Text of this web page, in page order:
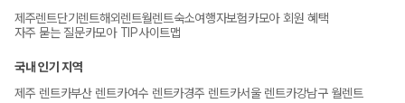
제주렌트단기렌트해외렌트월렌트숙소여행자보험카모아 회원 혜택
자주 묻는 질문카모아 TIP사이트맵
국내 인기 지역
제주 렌트카부산 렌트카여수 렌트카경주 렌트카서울 렌트카강남구 월렌트